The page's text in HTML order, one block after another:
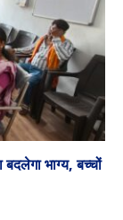
बदलेगा भाग्य, बच्चों